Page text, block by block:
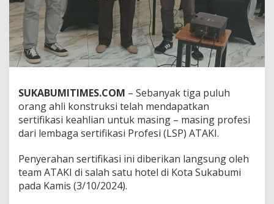
a
p
a
S
e
t
i
k
a
s
SUKABUMITIMES.COM – Sebanyak tiga puluh
orang ahli konstruksi telah mendapatkan
sertifikasi keahlian untuk masing – masing profesi
dari lembaga sertifikasi Profesi (LSP) ATAKI.
Penyerahan sertifikasi ini diberikan langsung oleh
team ATAKI di salah satu hotel di Kota Sukabumi
pada Kamis (3/10/2024).